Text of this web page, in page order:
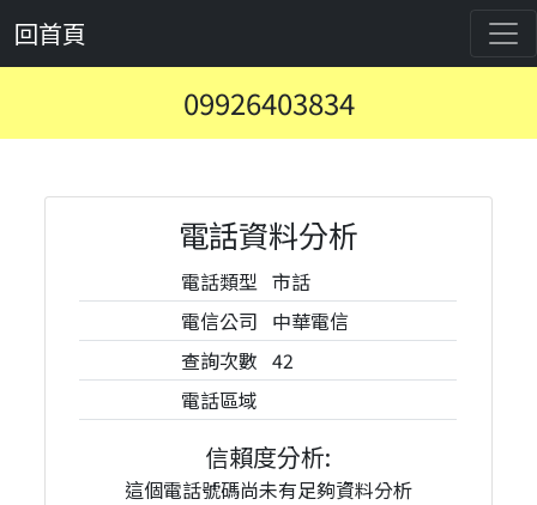
回首頁
09926403834
電話資料分析
電話類型 市話
電信公司 中華電信
查詢次數 42
電話區域
信賴度分析:
這個電話號碼尚未有足夠資料分析